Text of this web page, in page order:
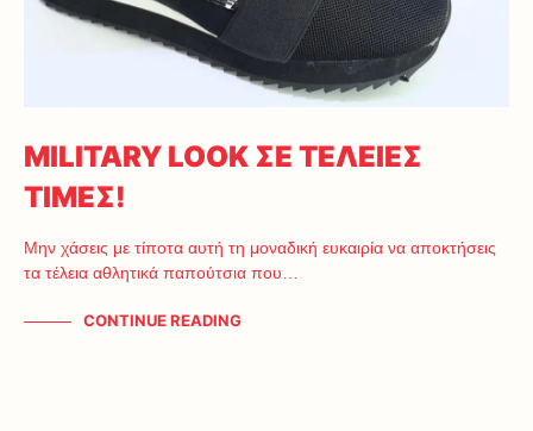
MILITARY LOOK ΣΕ ΤΕΛΕΙΕΣ
ΤΙΜΕΣ!
Μην χάσεις με τίποτα αυτή τη μοναδική ευκαιρία να αποκτήσεις
τα τέλεια αθλητικά παπούτσια που…
CONTINUE READING